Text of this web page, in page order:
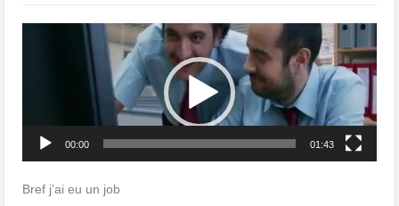
00:00 01:43
Bref j’ai eu un job